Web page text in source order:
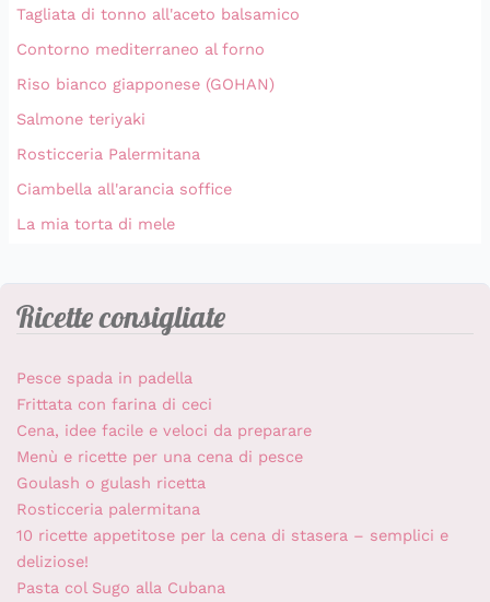
Tagliata di tonno all'aceto balsamico
Contorno mediterraneo al forno
Riso bianco giapponese (GOHAN)
Salmone teriyaki
Rosticceria Palermitana
Ciambella all'arancia soffice
La mia torta di mele
Ricette consigliate
Pesce spada in padella
Frittata con farina di ceci
Cena, idee facile e veloci da preparare
Menù e ricette per una cena di pesce
Goulash o gulash ricetta
Rosticceria palermitana
10 ricette appetitose per la cena di stasera – semplici e
deliziose!
Pasta col Sugo alla Cubana